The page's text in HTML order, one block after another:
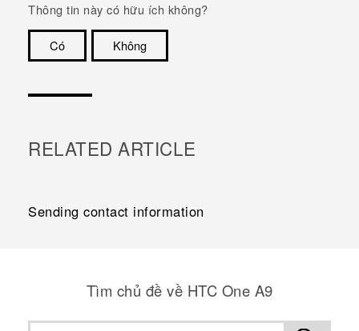
Thông tin này có hữu ích không?
Có
Không
RELATED ARTICLE
Sending contact information
Tìm chủ đề về HTC One A9